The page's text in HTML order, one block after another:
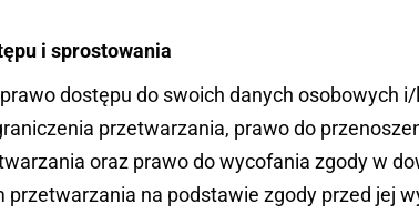
i sprostowania
dostępu do swoich danych osobowych
przetwarzania, prawo do
oraz prawo do wycofania zgody w
przetwarzania na podstawie zgody przed jej